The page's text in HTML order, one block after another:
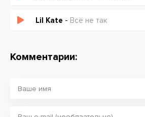
Lil Kate - Всё не так
Комментарии: